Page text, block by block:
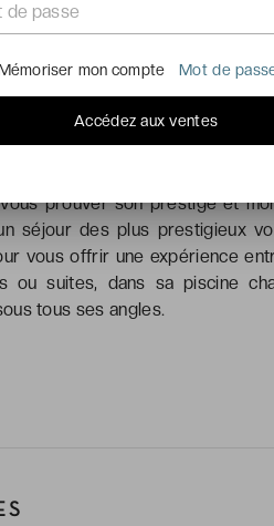
rencontre
VeryChic
arabes unis. Berceau de
prouver son prestige et
séjour des plus prestigieux
vous offrir une expérience
ou suites, dans sa piscine
tous ses angles.
de passe
mon compte Mot de
Accédez aux ventes